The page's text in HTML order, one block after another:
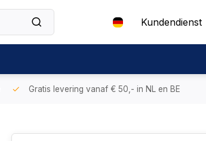
Kundendienst
Gratis levering vanaf € 50,- in NL en BE